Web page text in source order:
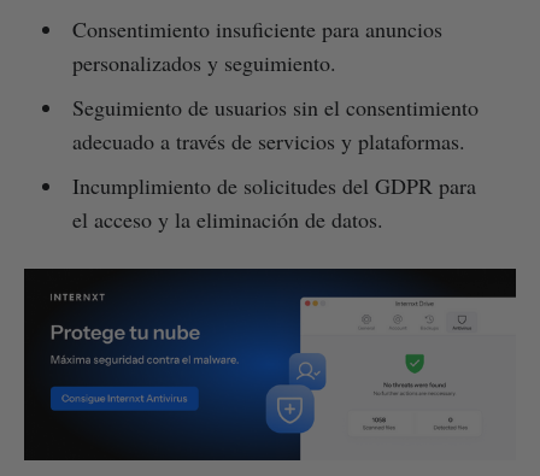
Consentimiento insuficiente para anuncios
personalizados y seguimiento.
Seguimiento de usuarios sin el consentimiento
adecuado a través de servicios y plataformas.
Incumplimiento de solicitudes del GDPR para
el acceso y la eliminación de datos.